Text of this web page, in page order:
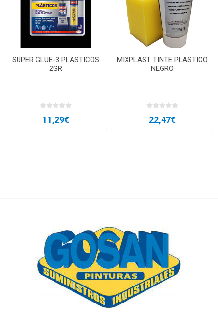
SUPER GLUE-3 PLASTICOS
2GR
11,29€
MIXPLAST TINTE PLASTICO
NEGRO
22,47€